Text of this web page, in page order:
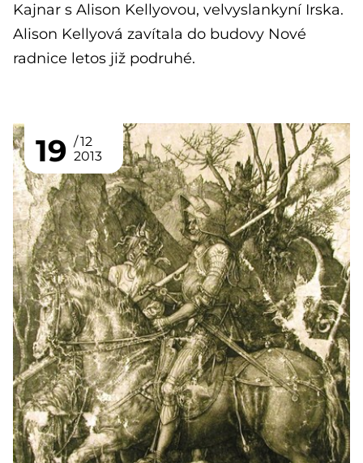
Kajnar s Alison Kellyovou, velvyslankyní Irska.
Alison Kellyová zavítala do budovy Nové
radnice letos již podruhé.
19
12
2013